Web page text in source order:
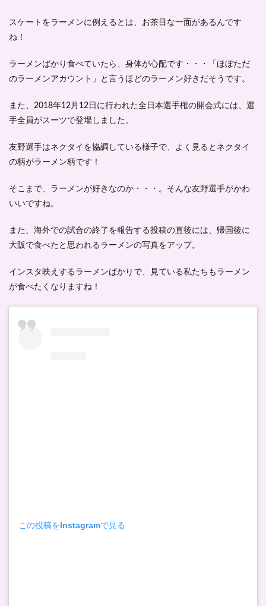
スケートをラーメンに例えるとは、お茶目な一面があるんです
ね！
ラーメンばかり食べていたら、身体が心配です・・・「ほぼただ
のラーメンアカウント」と言うほどのラーメン好きだそうです。
また、2018年12月12日に行われた全日本選手権の開会式には、選
手全員がスーツで登場しました。
友野選手はネクタイを協調している様子で、よく見ると ネクタイ
の柄がラーメン柄です！
そこまで、ラーメンが好きなのか・・・。そんな友野選手がかわ
いいですね。
また、海外での試合の終了を報告する投稿の直後には、帰国後に
大阪で食べたと思われるラーメンの写真をアップ。
インスタ映えするラーメンばかりで、見ている私たちもラーメン
が食べたくなりますね！
この投稿をInstagramで見る